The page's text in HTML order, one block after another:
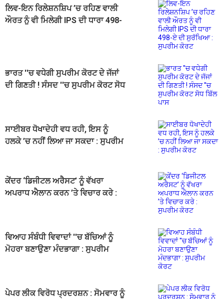
ਲਿਵ-ਇਨ ਰਿਲੇਸ਼ਨਸ਼ਿਪ ’ਚ ਰਹਿਣ ਵਾਲੀ
ਔਰਤ ਨੂੰ ਵੀ ਮਿਲੇਗੀ IPS ਦੀ ਧਾਰਾ 498-
ਭਾਰਤ ''ਚ ਵਧੇਗੀ ਸੁਪਰੀਮ ਕੋਰਟ ਦੇ ਜੱਜਾਂ
ਦੀ ਗਿਣਤੀ ! ਸੰਸਦ ''ਚ ਸੁਪਰੀਮ ਕੋਰਟ ਸੋਧ
ਸਾਈਬਰ ਧੋਖਾਦੇਹੀ ਵਧ ਰਹੀ, ਇਸ ਨੂੰ
ਹਲਕੇ ’ਚ ਨਹੀਂ ਲਿਆ ਜਾ ਸਕਦਾ : ਸੁਪਰੀਮ
ਕੇਂਦਰ ‘ਡਿਜੀਟਲ ਅਰੈਸਟ’ ਨੂੰ ਵੱਖਰਾ
ਅਪਰਾਧ ਐਲਾਨ ਕਰਨ ’ਤੇ ਵਿਚਾਰ ਕਰੇ :
ਵਿਆਹ ਸੰਬੰਧੀ ਵਿਵਾਦਾਂ ''ਚ ਬੱਚਿਆਂ ਨੂੰ
ਮੋਹਰਾ ਬਣਾਉਣਾ ਮੰਦਭਾਗਾ : ਸੁਪਰੀਮ
ਪੇਪਰ ਲੀਕ ਵਿਰੋਧ ਪ੍ਰਦਰਸ਼ਨ : ਸੋਮਵਾਰ ਨੂੰ